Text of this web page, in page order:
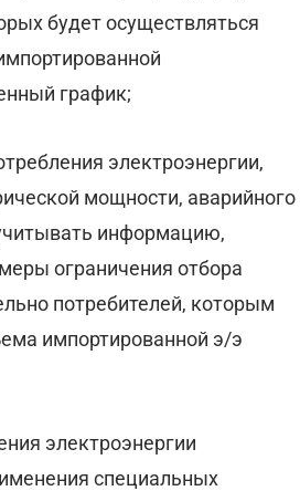
будет осуществляться
график;
электроэнергии,
мощности, аварийного
информацию,
ограничения отбора
потребителей, которым
импортированной э/э
электроэнергии
специальных